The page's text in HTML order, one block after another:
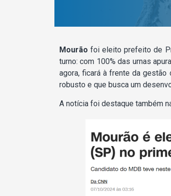
Mourãofoi eleito prefeito de
turno: com 100% das urnas
agora, ficará à frente da
robusto e que busca um
A notícia foi destaque também